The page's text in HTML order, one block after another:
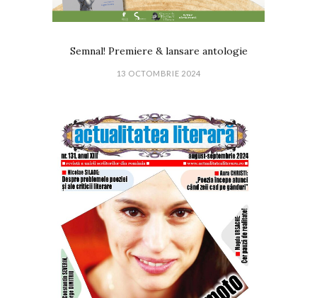
Semnal! Premiere & lansare antologie
13 OCTOMBRIE 2024